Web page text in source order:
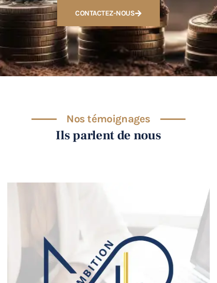
CONTACTEZ-NOUS
Nos témoignages
Ils parlent de nous